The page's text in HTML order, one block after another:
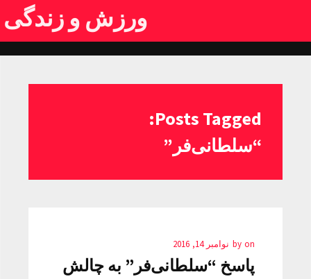
ورزش و زندگی
Posts Tagged:
“سلطانی‌فر”
by on نوامبر 14, 2016
پاسخ “سلطانی‌فر” به چالش